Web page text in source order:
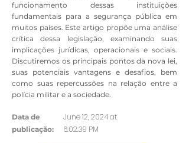
funcionamento dessas instituições
fundamentais para a segurança pública em
muitos países. Este artigo propõe uma análise
crítica dessa legislação, examinando suas
implicações jurídicas, operacionais e sociais.
Discutiremos os principais pontos da nova lei,
suas potenciais vantagens e desafios, bem
como suas repercussões na relação entre a
polícia militar e a sociedade.
Data de
publicação:
June 12, 2024 at
6:02:39 PM